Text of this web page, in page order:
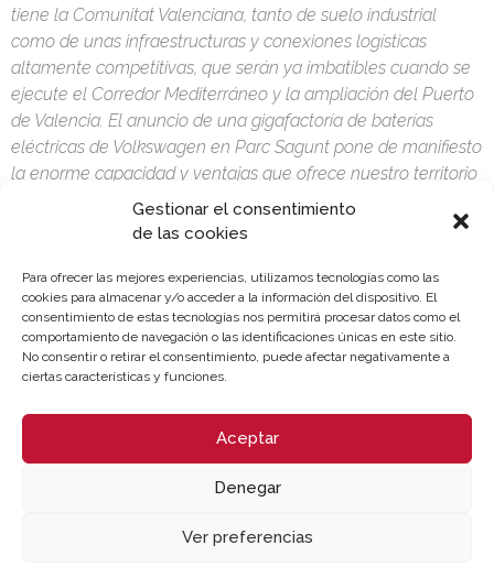
Gestionar el consentimiento
de las cookies
Para ofrecer las mejores experiencias, utilizamos tecnologías como las
cookies para almacenar y/o acceder a la información del dispositivo. El
consentimiento de estas tecnologías nos permitirá procesar datos como el
comportamiento de navegación o las identificaciones únicas en este sitio.
No consentir o retirar el consentimiento, puede afectar negativamente a
ciertas características y funciones.
Aceptar
Denegar
Ver preferencias
tiene la Comunitat Valenciana, tanto de suelo industrial
como de unas infraestructuras y conexiones logísticas
altamente competitivas, que serán ya imbatibles cuando se
ejecute el Corredor Mediterráneo y la ampliación del Puerto
de Valencia. El anuncio de una gigafactoría de baterías
eléctricas de Volkswagen en Parc Sagunt pone de manifiesto
la enorme capacidad y ventajas que ofrece nuestro territorio
para las inversiones empresariales, especialmente en el
sector automovilístico, donde ya existe una estructura